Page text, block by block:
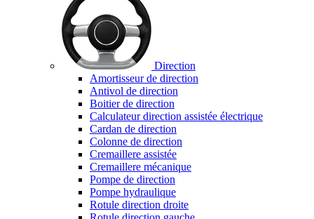
Direction
Amortisseur de direction
Antivol de direction
Boitier de direction
Calculateur direction assistée électrique
Cardan de direction
Colonne de direction
Cremaillere assistée
Cremaillere mécanique
Pompe de direction
Pompe hydraulique
Rotule direction droite